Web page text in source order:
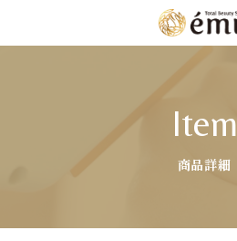
Item
商品詳細